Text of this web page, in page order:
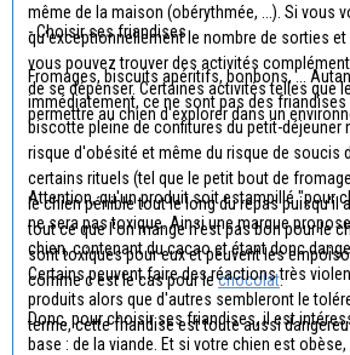
même de la maison (obérythmée, ...). Si vous
qu'exceptionnellement le nombre de sorties et
vous pouvez trouver des activités
de se dépenser. Certaines activités telles que
permettre au chien d'explorer dans un
- Choisir ses friandises
Fromages, biscuits apéritifs, bonbons, ...
immédiatement, ce ne sont pas des friandises
biscotte pleine de confitures du petit-déjeuner
risque d'obésité et même du risque de soucis
certains rituels (tel que le petit bout de
le chien pénible tout le long du repas puisqu'il
tout ce que l'on mange n'est pas bon pour le
sont toxiques pour eux et peuvent les
comme c'est le cas pour lechocolat.
Attention, qu'un produit soit estampillé "pour
ne sera pas toxique. Ainsi une marque
chien, contenant du cacao et étant donc
Certains peuvent faire des réactions très
produits alors que d'autres sembleront le
terme, cette friandise est toute aussi
Donc, pour choisir ses friandises, il est
base : de la viande. Et si votre chien est